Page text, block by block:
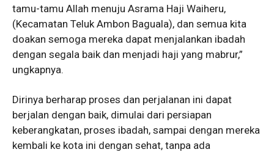
tamu-tamu Allah menuju Asrama Haji Waiheru,
(Kecamatan Teluk Ambon Baguala), dan semua kita
doakan semoga mereka dapat menjalankan ibadah
dengan segala baik dan menjadi haji yang mabrur,”
ungkapnya.
Dirinya berharap proses dan perjalanan ini dapat
berjalan dengan baik, dimulai dari persiapan
keberangkatan, proses ibadah, sampai dengan mereka
kembali ke kota ini dengan sehat, tanpa ada